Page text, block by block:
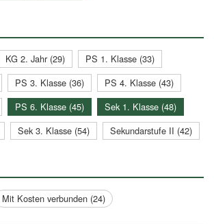
KG 2. Jahr (29)
PS 1. Klasse (33)
PS 3. Klasse (36)
PS 4. Klasse (43)
PS 6. Klasse (45)
Sek 1. Klasse (48)
Sek 3. Klasse (54) Sekundarstufe II (42)
Mit Kosten verbunden (24)